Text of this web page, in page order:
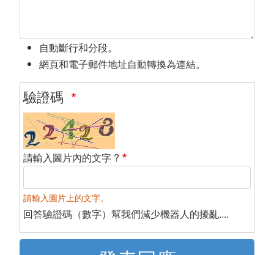
自動斷行和分段。
網頁和電子郵件地址自動轉換為連結。
驗證碼
請輸入圖片內的文字 ?
請輸入圖片上的文字。
回答驗證碼（數字）幫我們減少機器人的擾亂....